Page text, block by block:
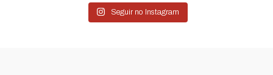
Seguir no Instagram